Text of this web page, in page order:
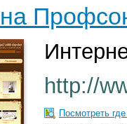
http://
Посмотреть